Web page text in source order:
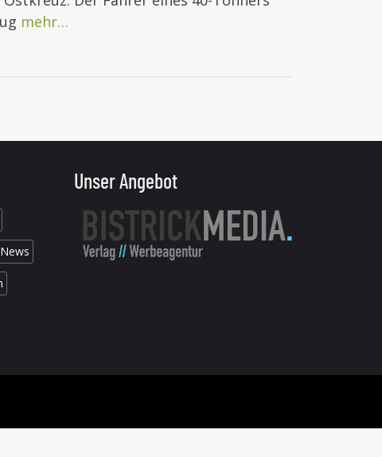
mehr…
News
Unser Angebot